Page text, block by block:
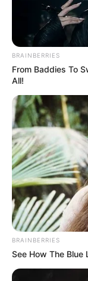
BRAINBERRIES
From Baddies To
All!
BRAINBERRIES
See How The